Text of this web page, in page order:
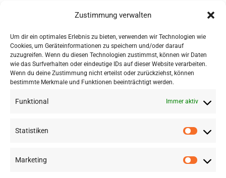
Zustimmung verwalten
Um dir ein optimales Erlebnis zu bieten, verwenden wir Technologien wie
Cookies, um Geräteinformationen zu speichern und/oder darauf
zuzugreifen. Wenn du diesen Technologien zustimmst, können wir Daten
wie das Surfverhalten oder eindeutige IDs auf dieser Website verarbeiten.
Wenn du deine Zustimmung nicht erteilst oder zurückziehst, können
bestimmte Merkmale und Funktionen beeinträchtigt werden.
Funktional Immer aktiv
Statistiken
Marketing
Lärmentwicklung und Behaglichkeit
für die Nutzer erzielt wird?
Programm des
Fachsymposiums
©2026 RSA FG | Presse|AGB|